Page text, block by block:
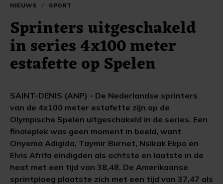
NIEUWS / SPORT
Sprinters uitgeschakeld
in series 4x100 meter
estafette op Spelen
SAINT-DENIS (ANP) - De Nederlandse sprinters
van de 4x100 meter estafette zijn op de
Olympische Spelen uitgeschakeld in de series. Een
finaleplek was geen moment in beeld, want
Onyema Adigida, Taymir Burnet, Nsikak Ekpo en
Elvis Afrifa eindigden als achtste en laatste in de
heat met een tijd van 38,48. De Amerikaanse
sprintploeg plaatste zich met een tijd van 37,47 als